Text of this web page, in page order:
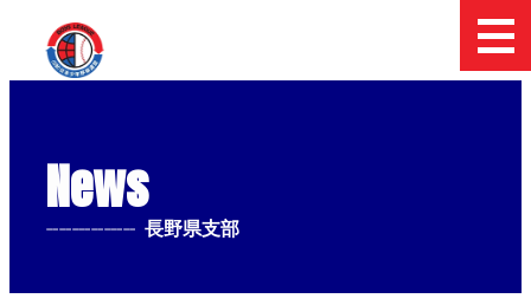
News
-------------- 長野県支部